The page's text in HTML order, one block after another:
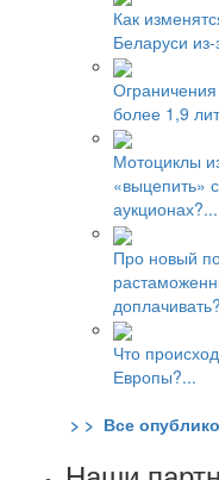
Как
Беларуси
более 1,9
Мотоциклы
«выцепить»
аукционах?...
Про новый
Что
Европы?...
> > Все